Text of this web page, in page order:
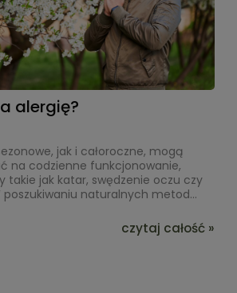
alergię?
jak i całoroczne, mogą
na codzienne funkcjonowanie,
takie jak katar, swędzenie oczu czy
poszukiwaniu naturalnych metod...
czytaj całość »